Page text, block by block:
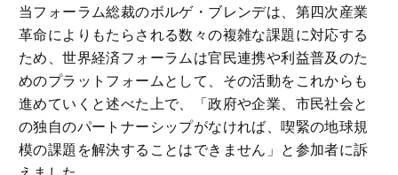
当フォーラム総裁のボルゲ・ブレンデは、第四次産業
革命によりもたらされる数々の複雑な課題に対応する
ため、世界経済フォーラムは官民連携や利益普及のた
めのプラットフォームとして、その活動をこれからも
進めていくと述べた上で、「政府や企業、市民社会と
の独自のパートナーシップがなければ、喫緊の地球規
模の課題を解決することはできません」と参加者に訴